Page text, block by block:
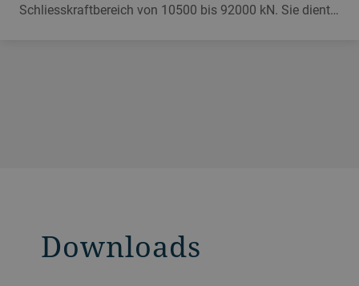
Schliesskraftbereich von 10500 bis 92000 kN. Sie dient
Downloads